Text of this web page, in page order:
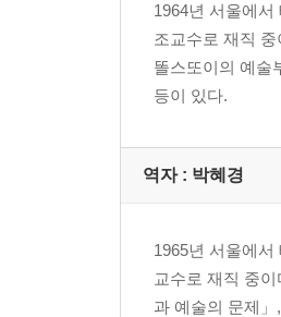
1964년 서울에
조교수로 재직
똘스또이의 예술
등이 있다.
역자 : 박혜경
1965년 서울에
교수로 재직 중
과 예술의 문제